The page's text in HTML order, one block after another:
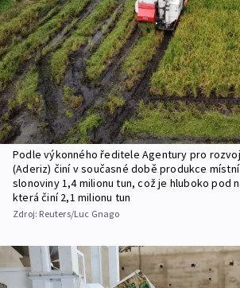
Podle výkonného ředitele Agentury pro
(Aderiz) činí v současné době produkce
slonoviny 1,4 milionu tun, což je hluboko pod
která činí 2,1 milionu tun
Zdroj: Reuters/Luc Gnago